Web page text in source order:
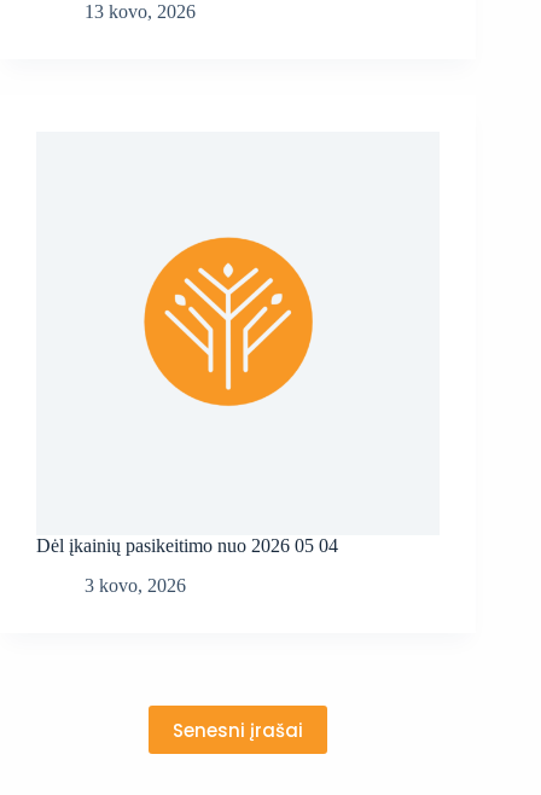
13 kovo, 2026
Dėl įkainių pasikeitimo nuo 2026 05 04
3 kovo, 2026
Senesni įrašai